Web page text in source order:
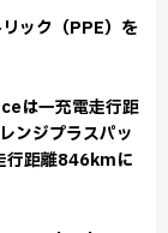
ック（PPE）を
一充電走行距
ンジプラスパッ
行距離846kmに